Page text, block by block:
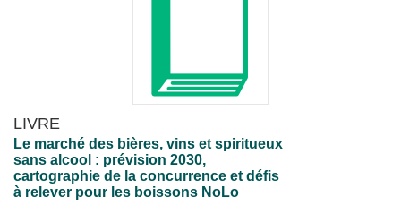
LIVRE
Le marché des bières, vins et spiritueux
sans alcool : prévision 2030,
cartographie de la concurrence et défis
à relever pour les boissons NoLo